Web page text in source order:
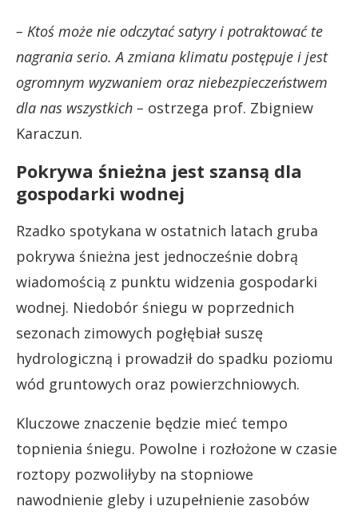
– Ktoś może nie odczytać satyry i potraktować te
nagrania serio. A zmiana klimatu postępuje i jest
ogromnym wyzwaniem oraz niebezpieczeństwem
dla nas wszystkich – ostrzega prof. Zbigniew
Karaczun.
Pokrywa śnieżna jest szansą dla
gospodarki wodnej
Rzadko spotykana w ostatnich latach gruba
pokrywa śnieżna jest jednocześnie dobrą
wiadomością z punktu widzenia gospodarki
wodnej. Niedobór śniegu w poprzednich
sezonach zimowych pogłębiał suszę
hydrologiczną i prowadził do spadku poziomu
wód gruntowych oraz powierzchniowych.
Kluczowe znaczenie będzie mieć tempo
topnienia śniegu. Powolne i rozłożone w czasie
roztopy pozwoliłyby na stopniowe
nawodnienie gleby i uzupełnienie zasobów